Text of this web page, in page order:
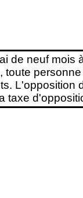
de neuf
L'opposition
taxe